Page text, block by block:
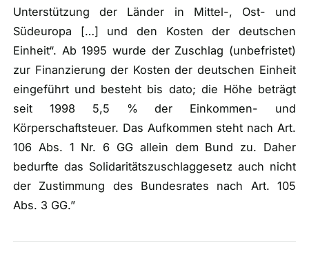
Unterstützung der Länder in Mittel-, Ost- und
Südeuropa […] und den Kosten der deutschen
Einheit“. Ab 1995 wurde der Zuschlag (unbefristet)
zur Finanzierung der Kosten der deutschen Einheit
eingeführt und besteht bis dato; die Höhe beträgt
seit 1998 5,5 % der Einkommen- und
Körperschaftsteuer. Das Aufkommen steht nach Art.
106 Abs. 1 Nr. 6 GG allein dem Bund zu. Daher
bedurfte das Solidaritätszuschlaggesetz auch nicht
der Zustimmung des Bundesrates nach Art. 105
Abs. 3 GG.”